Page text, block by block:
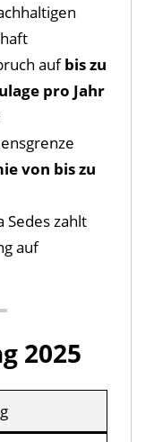
aufbis zu
pro Jahr
von bis zu
Sedes zahlt
auf
2025